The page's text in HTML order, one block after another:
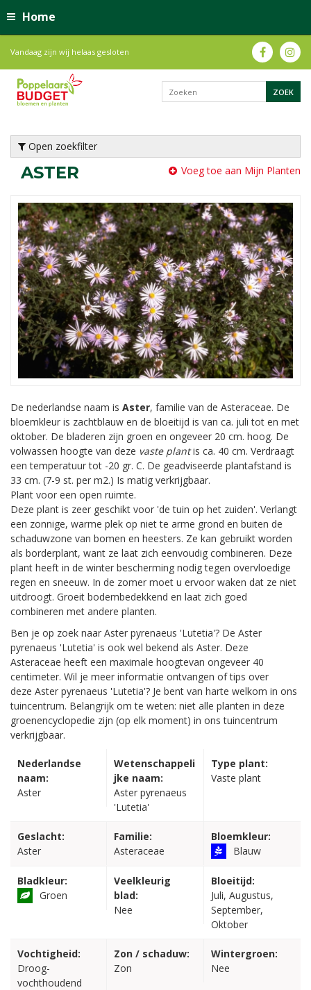
Home
Vandaag zijn wij helaas gesloten
Open zoekfilter
ASTER Voeg toe aan Mijn Planten
De nederlandse naam is Aster, familie van de Asteraceae. De
bloemkleur is zachtblauw en de bloeitijd is van ca. juli tot en met
oktober. De bladeren zijn groen en ongeveer 20 cm. hoog. De
volwassen hoogte van deze vaste plantis ca. 40 cm. Verdraagt
een temperatuur tot -20 gr. C. De geadviseerde plantafstand is
33 cm. (7-9 st. per m2.) Is matig verkrijgbaar.
Plant voor een open ruimte.
Deze plant is zeer geschikt voor 'de tuin op het zuiden'. Verlangt
een zonnige, warme plek op niet te arme grond en buiten de
schaduwzone van bomen en heesters. Ze kan gebruikt worden
als borderplant, want ze laat zich eenvoudig combineren. Deze
plant heeft in de winter bescherming nodig tegen overvloedige
regen en sneeuw. In de zomer moet u ervoor waken dat ze niet
uitdroogt. Groeit bodembedekkend en laat zich goed
combineren met andere planten.
Ben je op zoek naar Aster pyrenaeus 'Lutetia'? De Aster
pyrenaeus 'Lutetia' is ook wel bekend als Aster. Deze
Asteraceae heeft een maximale hoogtevan ongeveer 40
centimeter. Wil je meer informatie ontvangen of tips over
deze Aster pyrenaeus 'Lutetia'? Je bent van harte welkom in ons
tuincentrum. Belangrijk om te weten: niet alle planten in deze
groenencyclopedie zijn (op elk moment) in ons tuincentrum
verkrijgbaar.
Nederlandse
naam:
Aster
Wetenschappeli
jke naam:
Aster pyrenaeus
'Lutetia'
Type plant:
Vaste plant
Geslacht:
Aster
Familie:
Asteraceae
Bloemkleur:
Blauw
Bladkleur:
Groen
Veelkleurig
blad:
Nee
Bloeitijd:
Juli, Augustus,
September,
Oktober
Vochtigheid:
Droog-
vochthoudend
Zon / schaduw:
Zon
Wintergroen:
Nee